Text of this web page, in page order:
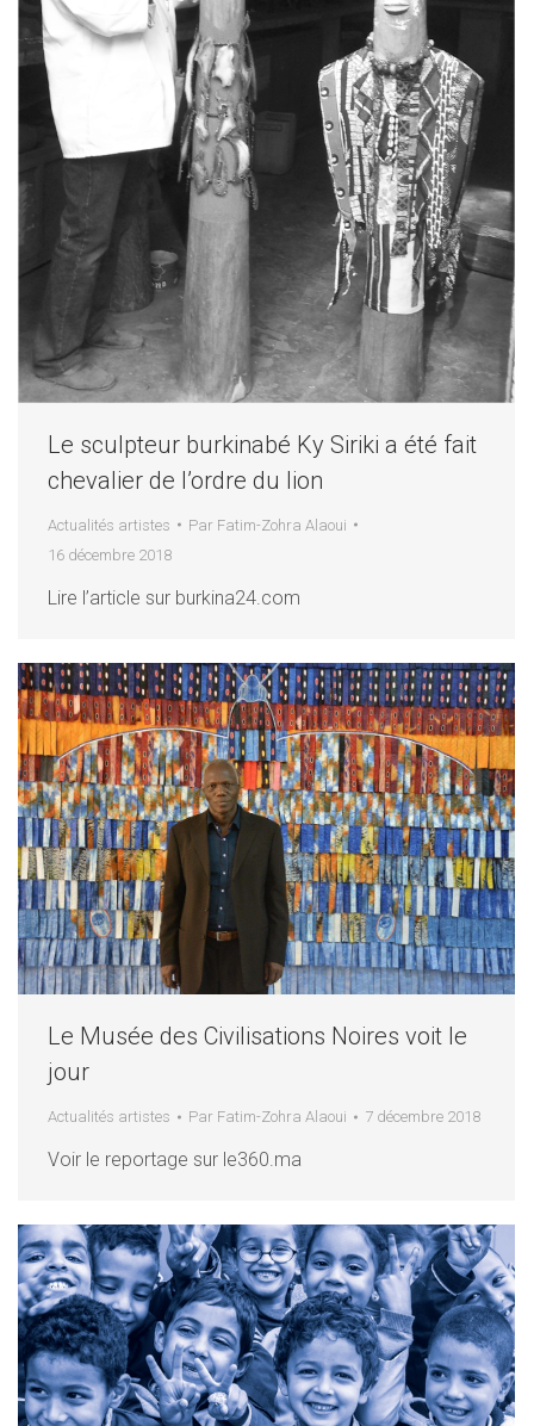
Le sculpteur burkinabé Ky Siriki a été fait
chevalier de l’ordre du lion
Actualités artistes Par Fatim-Zohra Alaoui
16 décembre 2018
Lire l’article sur burkina24.com
Le Musée des Civilisations Noires voit le
jour
Actualités artistes Par Fatim-Zohra Alaoui 7 décembre 2018
Voir le reportage sur le360.ma